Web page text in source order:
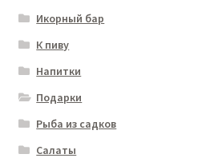
Икорный бар
К пиву
Напитки
Подарки
Рыба из садков
Салаты